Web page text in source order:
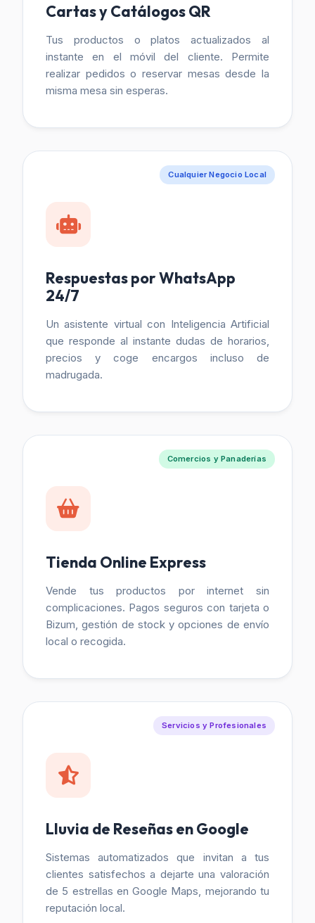
Cartas y Catálogos QR
Tus productos o platos actualizados al
instante en el móvil del cliente. Permite
realizar pedidos o reservar mesas desde la
misma mesa sin esperas.
Cualquier Negocio Local
Respuestas por WhatsApp
24/7
Un asistente virtual con Inteligencia Artificial
que responde al instante dudas de horarios,
precios y coge encargos incluso de
madrugada.
Comercios y Panaderías
Tienda Online Express
Vende tus productos por internet sin
complicaciones. Pagos seguros con tarjeta o
Bizum, gestión de stock y opciones de envío
local o recogida.
Servicios y Profesionales
Lluvia de Reseñas en Google
Sistemas automatizados que invitan a tus
clientes satisfechos a dejarte una valoración
de 5 estrellas en Google Maps, mejorando tu
reputación local.